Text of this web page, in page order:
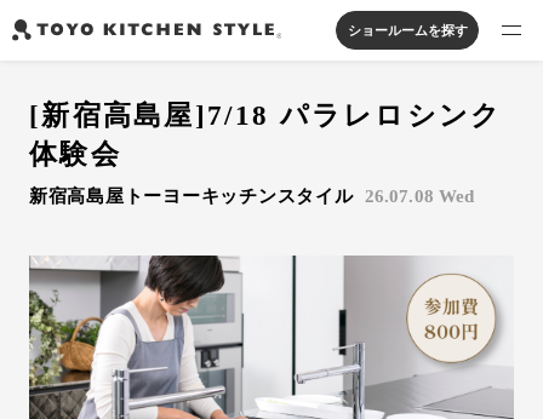
オープンキッチン
製品を探す
システムキッチン
家具・照明・タイル
実例から探す
ジャーナルを読む
オンラインストア
ショールームを探す
[新宿高島屋]7/18 パラレロシンク
体験会
新宿高島屋トーヨーキッチンスタイル 26.07.08 Wed